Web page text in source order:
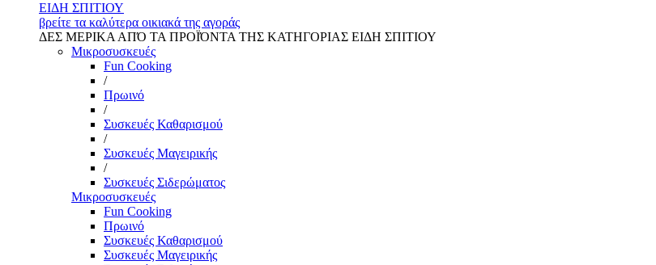
ΕΙΔΗ ΣΠΙΤΙΟΥ
βρείτε τα καλύτερα οικιακά της αγοράς
ΔΕΣ ΜΕΡΙΚΑ ΑΠΌ ΤΑ ΠΡΟΪΌΝΤΑ ΤΗΣ ΚΑΤΗΓΟΡΙΑΣ ΕΙΔΗ ΣΠΙΤΙΟΥ
Μικροσυσκευές
Fun Cooking
/
Πρωινό
/
Συσκευές Καθαρισμού
/
Συσκευές Μαγειρικής
/
Συσκευές Σιδερώματος
Μικροσυσκευές
Fun Cooking
Πρωινό
Συσκευές Καθαρισμού
Συσκευές Μαγειρικής